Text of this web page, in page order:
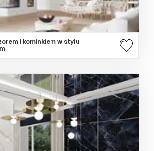
i kominkiem w stylu